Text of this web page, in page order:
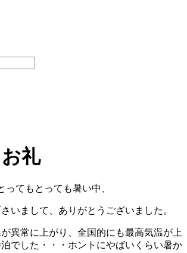
礼
ってもとっても暑い中、
いまして、ありがとうございました。
異常に上がり、全国的にも最高気温が上
でした・・・ホントにやばいくらい暑か